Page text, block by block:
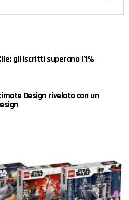
gli iscritti superano l’1%
Design rivelato con un